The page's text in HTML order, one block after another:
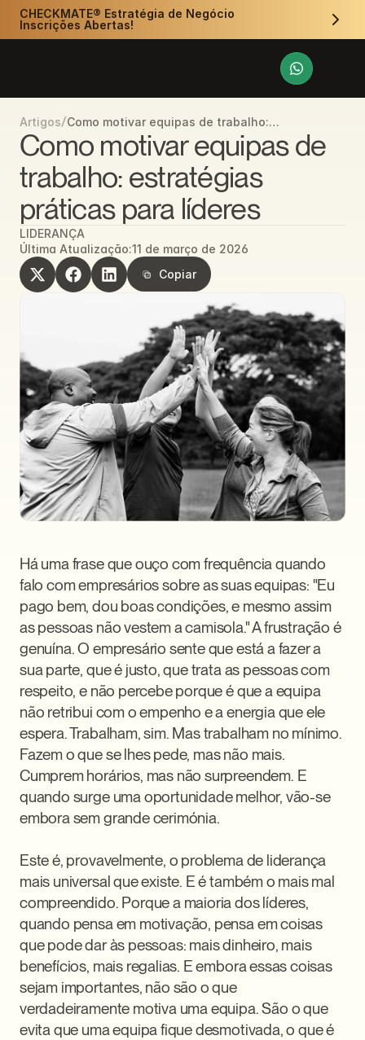
Artigos/Como motivar equipas de trabalho:
estratégias práticas para líderes
Como motivar equipas de
trabalho: estratégias
práticas para líderes
LIDERANÇA
Última Atualização:11 de março de 2026
Copiar
Copiar
Há uma frase que ouço com frequência quando
falo com empresários sobre as suas equipas: "Eu
pago bem, dou boas condições, e mesmo assim
as pessoas não vestem a camisola." A frustração é
genuína. O empresário sente que está a fazer a
sua parte, que é justo, que trata as pessoas com
respeito, e não percebe porque é que a equipa
não retribui com o empenho e a energia que ele
espera. Trabalham, sim. Mas trabalham no mínimo.
Fazem o que se lhes pede, mas não mais.
Cumprem horários, mas não surpreendem. E
quando surge uma oportunidade melhor, vão-se
embora sem grande cerimónia.
Este é, provavelmente, o problema de liderança
mais universal que existe. E é também o mais mal
compreendido. Porque a maioria dos líderes,
quando pensa em motivação, pensa em coisas
que pode dar às pessoas: mais dinheiro, mais
benefícios, mais regalias. E embora essas coisas
sejam importantes, não são o que
verdadeiramente motiva uma equipa. São o que
evita que uma equipa fique desmotivada, o que é
CHECKMATE® Estratégia de Negócio
Inscrições Abertas!